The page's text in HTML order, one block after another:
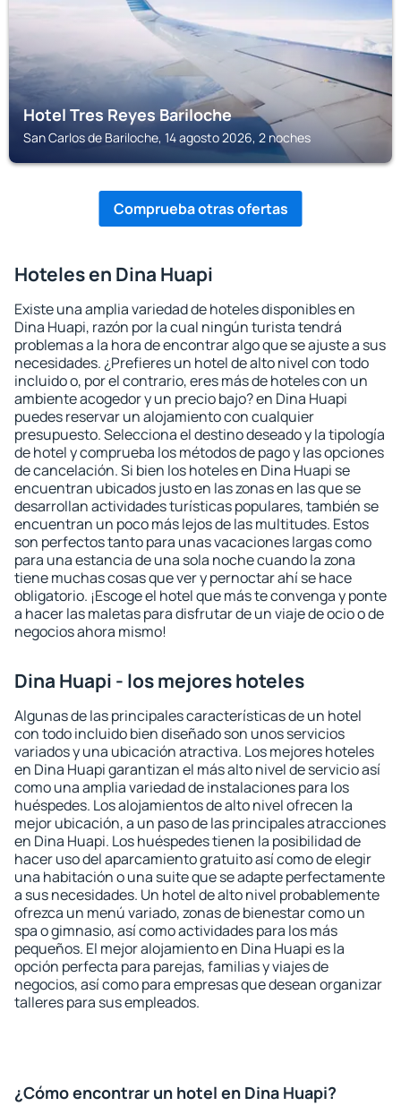
Hotel Tres Reyes Bariloche
San Carlos de Bariloche, 14 agosto 2026, 2 noches
Comprueba otras ofertas
Hoteles en Dina Huapi
Existe una amplia variedad de hoteles disponibles en
Dina Huapi, razón por la cual ningún turista tendrá
problemas a la hora de encontrar algo que se ajuste a sus
necesidades. ¿Prefieres un hotel de alto nivel con todo
incluido o, por el contrario, eres más de hoteles con un
ambiente acogedor y un precio bajo? en Dina Huapi
puedes reservar un alojamiento con cualquier
presupuesto. Selecciona el destino deseado y la tipología
de hotel y comprueba los métodos de pago y las opciones
de cancelación. Si bien los hoteles en Dina Huapi se
encuentran ubicados justo en las zonas en las que se
desarrollan actividades turísticas populares, también se
encuentran un poco más lejos de las multitudes. Estos
son perfectos tanto para unas vacaciones largas como
para una estancia de una sola noche cuando la zona
tiene muchas cosas que ver y pernoctar ahí se hace
obligatorio. ¡Escoge el hotel que más te convenga y ponte
a hacer las maletas para disfrutar de un viaje de ocio o de
negocios ahora mismo!
Dina Huapi - los mejores hoteles
Algunas de las principales características de un hotel
con todo incluido bien diseñado son unos servicios
variados y una ubicación atractiva. Los mejores hoteles
en Dina Huapi garantizan el más alto nivel de servicio así
como una amplia variedad de instalaciones para los
huéspedes. Los alojamientos de alto nivel ofrecen la
mejor ubicación, a un paso de las principales atracciones
en Dina Huapi. Los huéspedes tienen la posibilidad de
hacer uso del aparcamiento gratuito así como de elegir
una habitación o una suite que se adapte perfectamente
a sus necesidades. Un hotel de alto nivel probablemente
ofrezca un menú variado, zonas de bienestar como un
spa o gimnasio, así como actividades para los más
pequeños. El mejor alojamiento en Dina Huapi es la
opción perfecta para parejas, familias y viajes de
negocios, así como para empresas que desean organizar
talleres para sus empleados.
¿Cómo encontrar un hotel en Dina Huapi?